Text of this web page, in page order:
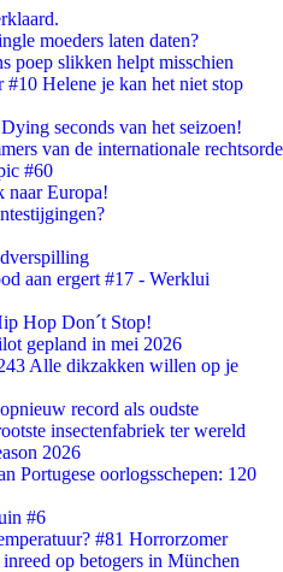
moeders laten daten?
poep slikken helpt misschien
Helene je kan het niet stop
seconds van het seizoen!
van de internationale rechtsorde
#60
Europa!
aan ergert #17 - Werklui
Hop Don´t Stop!
gepland in mei 2026
Alle dikzakken willen op je
record als oudste
insectenfabriek ter wereld
2026
Portugese oorlogsschepen: 120
#6
#81 Horrorzomer
op betogers in München